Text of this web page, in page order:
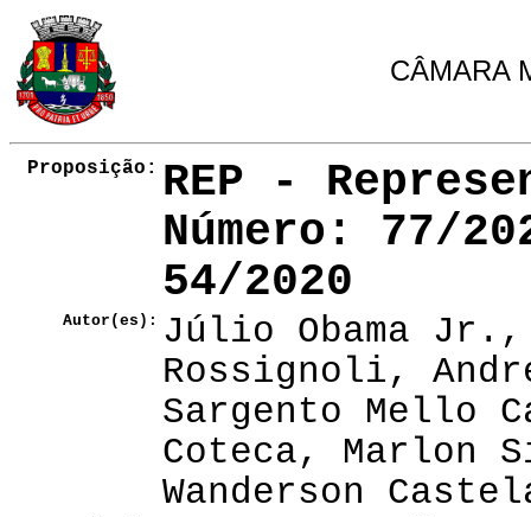
CÂMARA
Proposição: REP -
Número : 77/
54/2020
Autor(es): Júlio Obama
Rossignoli,
Sargento Mello
Coteca, Marlon
Wanderson